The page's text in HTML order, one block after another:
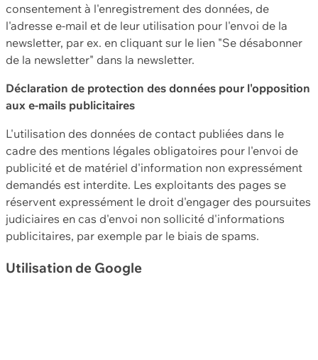
consentement à l'enregistrement des données, de
l'adresse e-mail et de leur utilisation pour l'envoi de la
newsletter, par ex. en cliquant sur le lien "Se désabonner
de la newsletter" dans la newsletter.
Déclaration de protection des données pour l'opposition
aux e-mails publicitaires
L'utilisation des données de contact publiées dans le
cadre des mentions légales obligatoires pour l'envoi de
publicité et de matériel d'information non expressément
demandés est interdite. Les exploitants des pages se
réservent expressément le droit d'engager des poursuites
judiciaires en cas d'envoi non sollicité d'informations
publicitaires, par exemple par le biais de spams.
Utilisation de Google